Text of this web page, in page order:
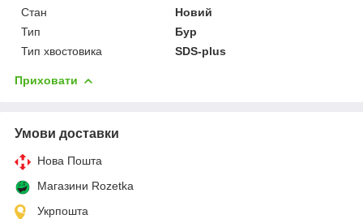
Стан
Новий
Тип
Бур
Тип хвостовика
SDS-plus
Приховати
Умови доставки
Нова Пошта
Магазини Rozetka
Укрпошта